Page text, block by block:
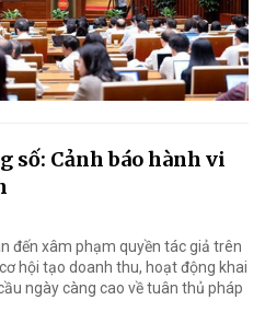
số: Cảnh báo hành vi
đến xâm phạm quyền tác giả trên
hội tạo doanh thu, hoạt động khai
ngày càng cao về tuân thủ pháp